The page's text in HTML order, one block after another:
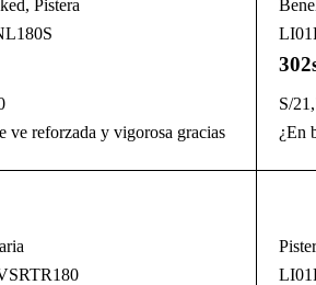
, Pistera
ve reforzada y vigorosa gracias
S/
¿En